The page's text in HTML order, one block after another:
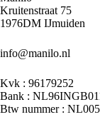
Kruitenstraat 75
1976DM IJmuiden
info@manilo.nl
Kvk : 96179252
Bank :
Btw nummer :